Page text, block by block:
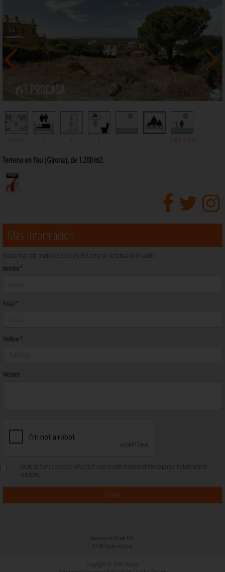
1200 m² 0 0 0 10000 metros
Terreno en Pau (Girona), de 1.200 m2.
Más Información
Si desea más información de este inmueble, complete los datos a continuación
Nombre *
Email *
Teléfono *
Mensaje
Acepto los Términos de uso, privacidad y cookies y doy mi consentimiento para el tratamiento de
mis datos.
Avenida de Rhode 105,
17480 Roses - Girona
Copyright © 2018 Procasa